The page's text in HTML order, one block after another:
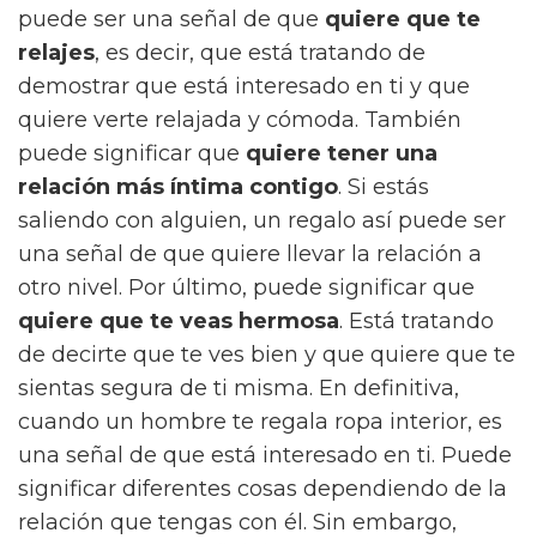
puede ser una señal de que quiere que te
relajes, es decir, que está tratando de
demostrar que está interesado en ti y que
quiere verte relajada y cómoda. También
puede significar que quiere tener una
relación más íntima contigo. Si estás
saliendo con alguien, un regalo así puede ser
una señal de que quiere llevar la relación a
otro nivel. Por último, puede significar que
quiere que te veas hermosa. Está tratando
de decirte que te ves bien y que quiere que te
sientas segura de ti misma. En definitiva,
cuando un hombre te regala ropa interior, es
una señal de que está interesado en ti. Puede
significar diferentes cosas dependiendo de la
relación que tengas con él. Sin embargo,